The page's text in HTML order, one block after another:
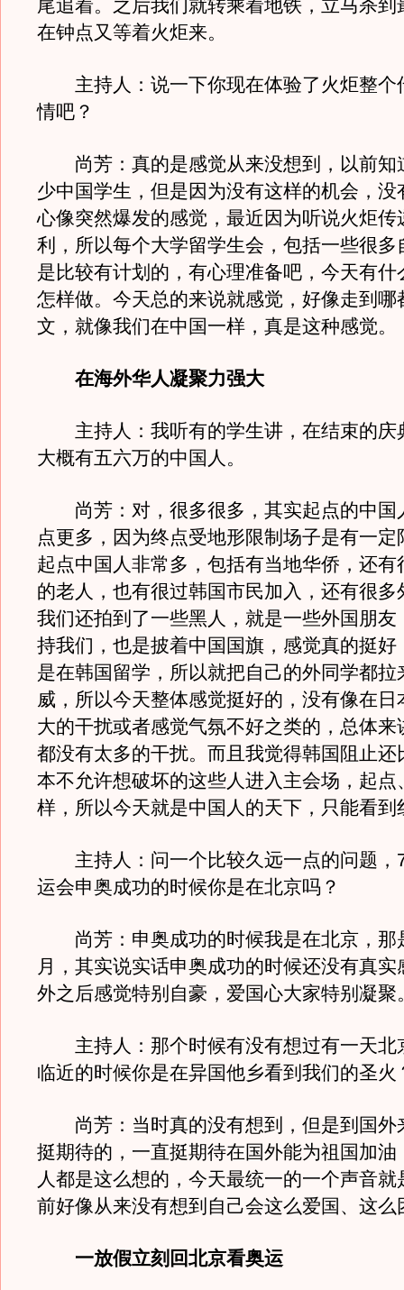
尾追着。之后我们就转乘着地铁，立马杀到
在钟点又等着火炬来。
主持人：说一下你现在体验了火炬整个
情吧？
尚芳：真的是感觉从来没想到，以前知
少中国学生，但是因为没有这样的机会，没
心像突然爆发的感觉，最近因为听说火炬传
利，所以每个大学留学生会，包括一些很多
是比较有计划的，有心理准备吧，今天有什
怎样做。今天总的来说就感觉，好像走到哪
文，就像我们在中国一样，真是这种感觉。
在海外华人凝聚力强大
主持人：我听有的学生讲，在结束的庆
大概有五六万的中国人。
尚芳：对，很多很多，其实起点的中国
点更多，因为终点受地形限制场子是有一定
起点中国人非常多，包括有当地华侨，还有
的老人，也有很过韩国市民加入，还有很多
我们还拍到了一些黑人，就是一些外国朋友
持我们，也是披着中国国旗，感觉真的挺好
是在韩国留学，所以就把自己的外同学都拉
威，所以今天整体感觉挺好的，没有像在日
大的干扰或者感觉气氛不好之类的，总体来
都没有太多的干扰。而且我觉得韩国阻止还
本不允许想破坏的这些人进入主会场，起点
样，所以今天就是中国人的天下，只能看到
主持人：问一个比较久远一点的问题，
运会申奥成功的时候你是在北京吗？
尚芳：申奥成功的时候我是在北京，那
月，其实说实话申奥成功的时候还没有真实
外之后感觉特别自豪，爱国心大家特别凝聚
主持人：那个时候有没有想过有一天北
临近的时候你是在异国他乡看到我们的圣火
尚芳：当时真的没有想到，但是到国外
挺期待的，一直挺期待在国外能为祖国加油
人都是这么想的，今天最统一的一个声音就
前好像从来没有想到自己会这么爱国、这么
一放假立刻回北京看奥运